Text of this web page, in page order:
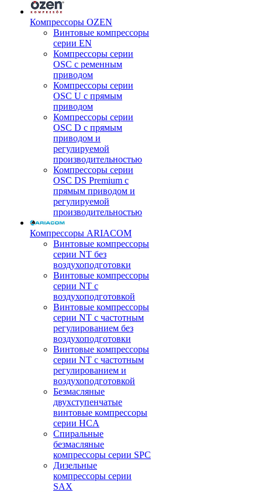
Компрессоры OZEN
Винтовые компрессоры
серии EN
Компрессоры серии
OSC с ременным
приводом
Компрессоры серии
OSC U с прямым
приводом
Компрессоры серии
OSC D с прямым
приводом и
регулируемой
производительностью
Компрессоры серии
OSC DS Premium с
прямым приводом и
регулируемой
производительностью
Компрессоры ARIACOM
Винтовые компрессоры
серии NT без
воздухоподготовки
Винтовые компрессоры
серии NT c
воздухоподготовкой
Винтовые компрессоры
серии NT с частотным
регулированием без
воздухоподготовки
Винтовые компрессоры
серии NT с частотным
регулированием и
воздухоподготовкой
Безмасляные
двухступенчатые
винтовые компрессоры
серии HCA
Спиральные
безмасляные
компрессоры серии SPC
Дизельные
компрессоры серии
SAX